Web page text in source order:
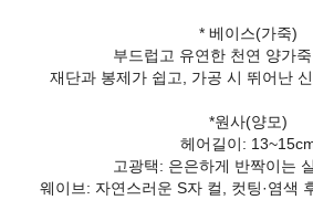
* 베이스(가죽)
부드럽고 유연한 천연 양가
재단과 봉제가 쉽고, 가공 시 뛰어난
*원사(양모)
헤어길이:
고광택: 은은하게 반짝이는
웨이브: 자연스러운 S자 컬, 컷팅·염색